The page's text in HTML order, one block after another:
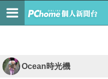
Ocean時光機